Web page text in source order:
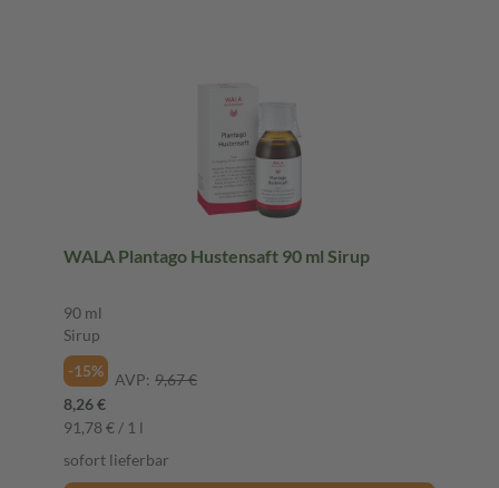
WALA Plantago Hustensaft 90 ml Sirup
90 ml
Sirup
-15%
AVP: 9,67 €
8,26 €
91,78 € / 1 l
sofort lieferbar